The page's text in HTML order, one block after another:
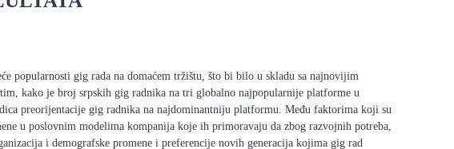
popularnosti gig rada na domaćem tržištu, što bi bilo u skladu sa najnovijim
kako je broj srpskih gig radnika na tri globalno najpopularnije platforme u
preorijentacije gig radnika na najdominantniju platformu. Među faktorima koji su
u poslovnim modelima kompanija koje ih primoravaju da zbog razvojnih potreba,
i demografske promene i preferencije novih generacija kojima gig rad